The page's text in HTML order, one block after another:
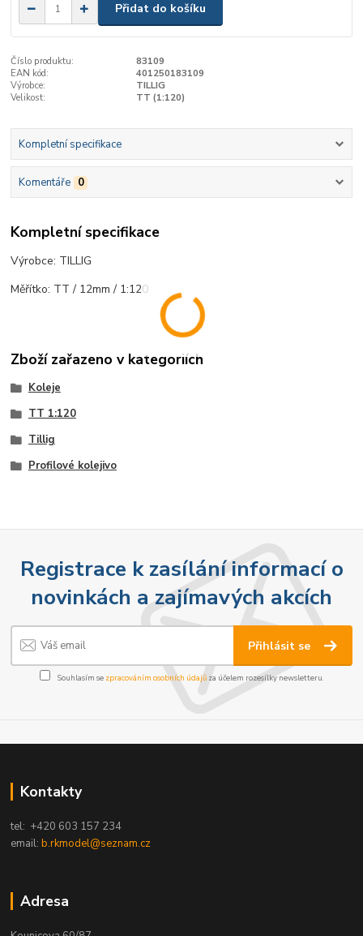
Přidat do košíku
Číslo produktu:
83109
EAN kód:
401250183109
Výrobce:
TILLIG
Velikost:
TT (1:120)
Kompletní specifikace
Komentáře 0
Kompletní specifikace
Výrobce: TILLIG
Měřítko: TT / 12mm / 1:120
Zboží zařazeno v kategoriích
Koleje
TT 1:120
Tillig
Profilové kolejivo
Registrace k zasílání informací o
novinkách a zajímavých akcích
Přihlásit se
Souhlasím se zpracováním osobních údajůza účelem rozesílky newsletteru.
Kontakty
tel: +420 603 157 234
email:b.rkmodel@seznam.cz
Adresa